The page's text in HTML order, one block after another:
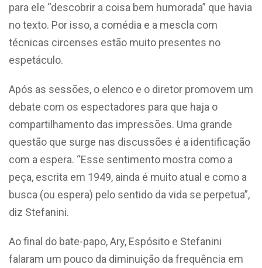
para ele “descobrir a coisa bem humorada” que havia
no texto. Por isso, a comédia e a mescla com
técnicas circenses estão muito presentes no
espetáculo.
Após as sessões, o elenco e o diretor promovem um
debate com os espectadores para que haja o
compartilhamento das impressões. Uma grande
questão que surge nas discussões é a identificação
com a espera. “Esse sentimento mostra como a
peça, escrita em 1949, ainda é muito atual e como a
busca (ou espera) pelo sentido da vida se perpetua”,
diz Stefanini.
Ao final do bate-papo, Ary, Espósito e Stefanini
falaram um pouco da diminuição da frequência em